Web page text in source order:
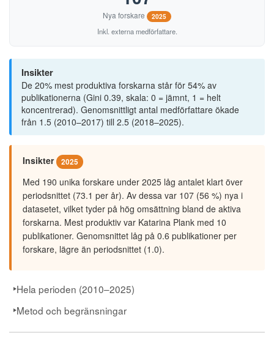
Kapet (avslutad tryckt version)
137
Landscapes
138
Local Environment: the International Journal of Justice
Lutheran Quarterly
Medicine, Health care and Philosophy
142
Memory Studies
143
Natural Hazards
144
New Directions for Child and Adolescent Development
145
New Media and Society
150
Paedagogica historica
152
Party Politics
154
Planning Practice & Research
Nya forskare 2025
Inkl. externa medförfattare.
Insikter
De 20% mest produktiva forskarna står för 54% av
publikationerna (Gini 0.39, skala: 0 = jämnt, 1 = helt
koncentrerad). Genomsnittligt antal medförfattare ökade
från 1.5 (2010–2017) till 2.5 (2018–2025).
Insikter 2025
Med 190 unika forskare under 2025 låg antalet klart över
periodsnittet (73.1 per år). Av dessa var 107 (56 %) nya i
datasetet, vilket tyder på hög omsättning bland de aktiva
forskarna. Mest produktiv var Katarina Plank med 10
publikationer. Genomsnittet låg på 0.6 publikationer per
forskare, lägre än periodsnittet (1.0).
Hela perioden (2010–2025)
Metod och begränsningar